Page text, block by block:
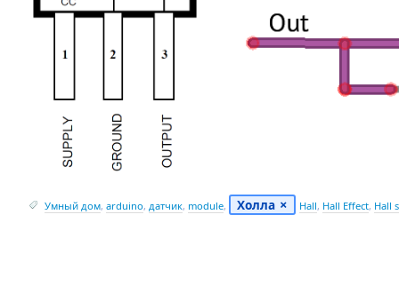
Умный дом, arduino, датчик, module, Холла Hall, Hall Effect, Hall